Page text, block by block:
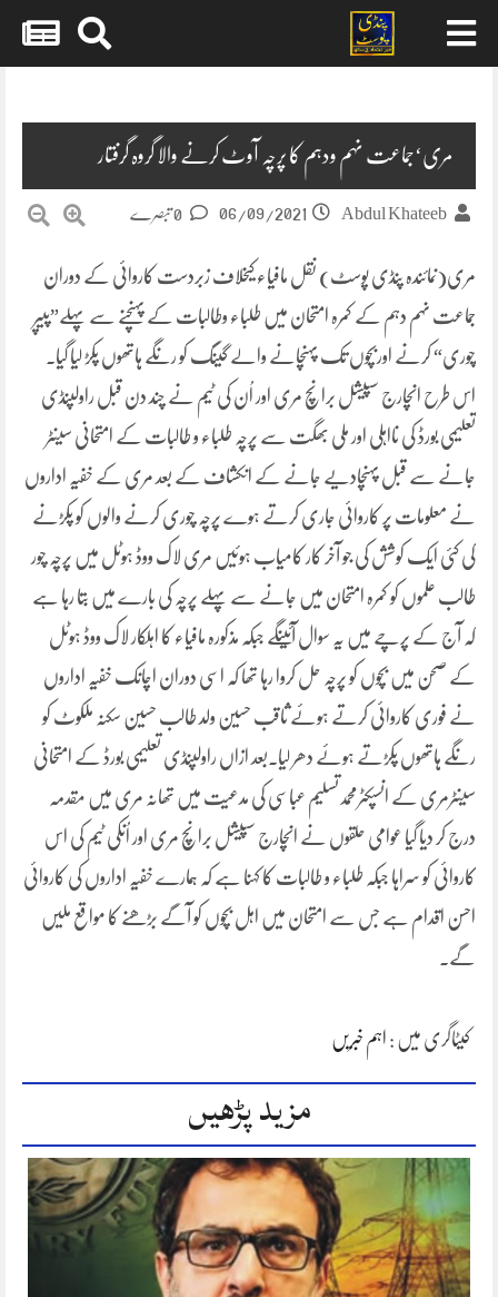
مری‘جماعت نہم ودہم کا پرچہ آوٹ کرنے والا گروہ گرفتار
Abdul Khateeb
06/09/2021
مری(نمائندہ پنڈی پوسٹ) نقل مافیاء کیخلاف زبردست کاروائی کے دوران
جماعت نہم دہم کے کمرہ امتحان میں طلباء وطالبات کے پہنچنے سے پہلے”پیپر
چوری“ کرنے اوربچوں تک پہنچانے والے گینگ کو رنگے ہاتھوں پکڑ لیا گیا۔
اس طرح انچارج سپیشل برانچ مری اور اُن کی ٹیم نے چند دن قبل راولپنڈی
تعلیمی بورڈ کی نااہلی اور ملی بھگت سے پرچہ طلباء و طالبات کے امتحانی سینٹر
جانے سے قبل پہنچادیے جانے کے انکشاف کے بعد مری کے خفیہ اداروں
نے معلومات پر کاروائی جاری کرتے ہوے پرچہ چوری کرنے والوں کو پکڑنے
کی کئی ایک کوشش کی جو آخر کار کامیاب ہوئیں مری لاک ووڈ ہوٹل میں پرچہ چور
طالب علموں کو کمرہ امتحان میں جانے سے پہلے پرچہ کی بارے میں بتا رہا ہے
کہ آج کے پرچے میں یہ سوال آئینگے جبکہ مذکورہ مافیاء کا اہلکار لاک ووڈ ہوٹل
کے صحن میں بچوں کو پرچہ حل کروا رہا تھا کہ اسی دوران اچانک خفیہ اداروں
نے فوری کاروائی کرتے ہوئے ثاقب حسین ولد طالب حسین سکنہ ملکوٹ کو
رنگے ہاتھوں پکڑتے ہوئے دھر لیا۔بعد ازاں راولپنڈی تعلیمی بورڈ کے امتحانی
سینٹرمری کے انسپکٹرمحمدتسلیم عباسی کی مدعیت میں تھانہ مری میں مقدمہ
درج کر دیا گیا عوامی حلقوں نے انچارج سپیشل برانچ مری اور اُنکی ٹیم کی اس
کاروائی کو سراہا جبکہ طلباء و طالبات کا کہنا ہے کہ ہمارے خفیہ اداروں کی کاروائی
احسن اقدام ہے جس سے امتحان میں اہل بچوں کو آگے بڑھنے کا مواقع ملیں
گے۔
کیٹاگری میں : اہم خبریں
مزید پڑھیں